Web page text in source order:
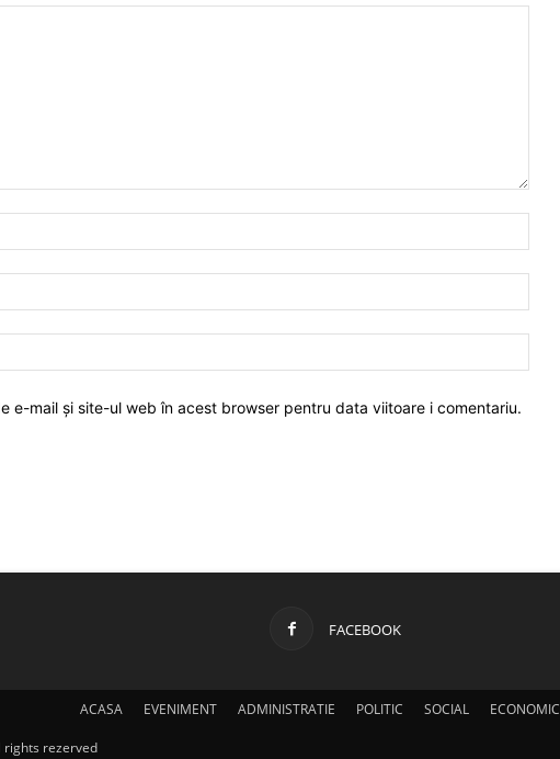
e-mail și site-ul web în acest browser pentru data viitoare i comentariu.
FACEBOOK
ACASA EVENIMENT ADMINISTRATIE POLITIC SOCIAL ECONOMIC
rights rezerved